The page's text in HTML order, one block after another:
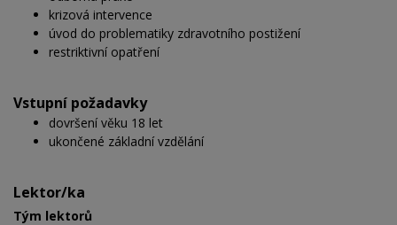
krizová intervence
úvod do problematiky zdravotního postižení
restriktivní opatření
Vstupní požadavky
dovršení věku 18 let
ukončené základní vzdělání
Lektor/ka
Tým lektorů